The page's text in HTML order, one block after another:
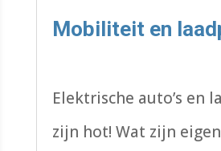
Mobiliteit en
Elektrische auto’s en
zijn hot! Wat zijn